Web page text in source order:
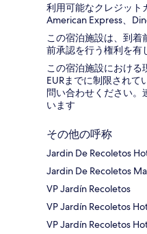
利用可能なクレジット
American Express、
この宿泊施設は、到着
前承認を行う権利を有
この宿泊施設における
EURまでに制限されて
問い合わせください。
います
その他の呼称
Jardin De Recoletos
Jardin De Recoletos
VP Jardín Recoletos
VP Jardín Recoletos
VP Jardín Recoletos